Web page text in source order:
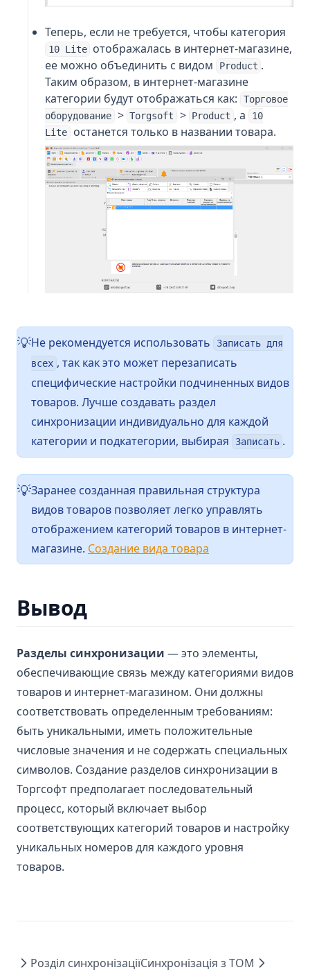
Теперь, если не требуется, чтобы категория
10 Lite отображалась в интернет-магазине,
ее можно объединить с видом
Product .
Таким образом, в интернет-магазине
категории будут отображаться как:
Торговое
оборудование > Torgsoft > Product , а
10
Lite
останется только в названии товара.
💡Не рекомендуется использовать
Записать для
всех , так как это может перезаписать
специфические настройки подчиненных видов
товаров. Лучше создавать раздел
синхронизации индивидуально для каждой
категории и подкатегории, выбирая
Записать .
💡Заранее созданная правильная структура
видов товаров позволяет легко управлять
отображением категорий товаров в интернет-
магазине. Создание вида товара
Вывод
Разделы синхронизации — это элементы,
обеспечивающие связь между категориями видов
товаров и интернет-магазином. Они должны
соответствовать определенным требованиям:
быть уникальными, иметь положительные
числовые значения и не содержать специальных
символов. Создание разделов синхронизации в
Торгсофт предполагает последовательный
процесс, который включает выбор
соответствующих категорий товаров и настройку
уникальных номеров для каждого уровня
товаров.
Розділ синхронізаціїСинхронізація з ТОМ